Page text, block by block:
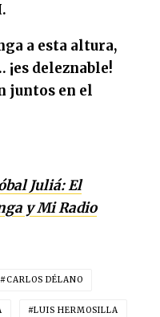
a esta altura,
¡es deleznable!
juntos en el
Juliá: El
y Mi Radio
CARLOS DÉLANO
LUIS HERMOSILLA